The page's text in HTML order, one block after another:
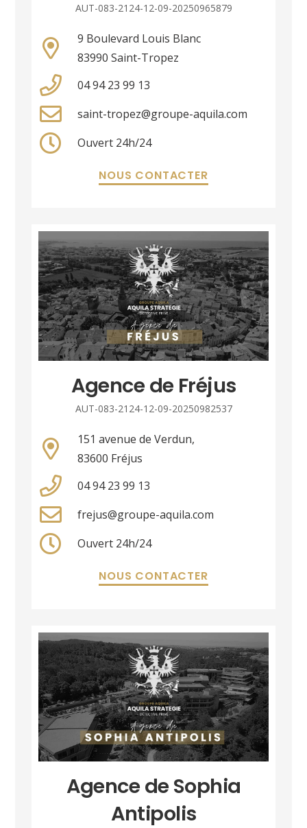
AUT-083-2124-12-09-20250965879
9 Boulevard Louis Blanc
83990 Saint-Tropez
04 94 23 99 13
saint-tropez@groupe-aquila.com
Ouvert 24h/24
NOUS CONTACTER
Agence de Fréjus
AUT-083-2124-12-09-20250982537
151 avenue de Verdun,
83600 Fréjus
04 94 23 99 13
frejus@groupe-aquila.com
Ouvert 24h/24
NOUS CONTACTER
Agence de Sophia
Antipolis